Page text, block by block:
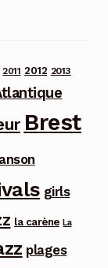
2011 2012 2013
Brest
girls
la carène La
plages